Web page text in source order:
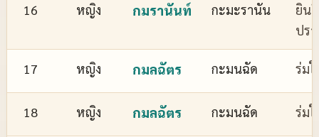
16 หญิง กมรานันท์ กะมะรานัน
ยิน
ปร
17 หญิง กมลฉัตร กะมนฉัด ร่มใ
18 หญิง กมลฉัตร กะมนฉัด ร่มใ